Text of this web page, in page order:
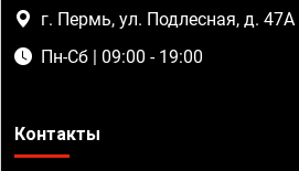
г. Пермь, ул. Подлесная, д. 47А
Пн-Сб | 09:00 - 19:00
Контакты